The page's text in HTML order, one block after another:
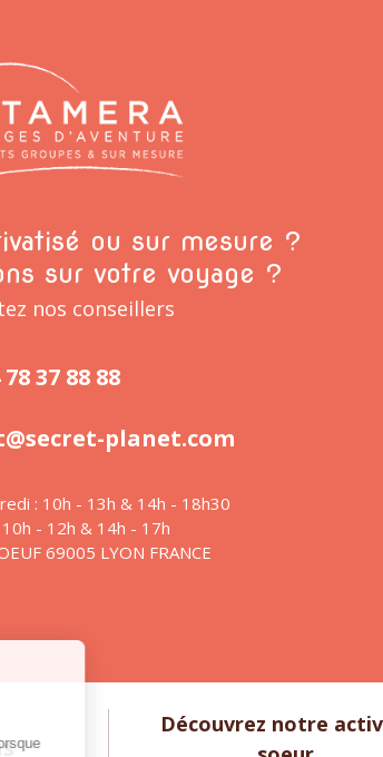
ou sur mesure ?
sur votre voyage ?
nos conseillers
37 88 88
planet.com
: 10h - 13h & 14h - 18h30
10h - 12h & 14h - 17h
69005 LYON FRANCE
Découvrez notre
lorsque